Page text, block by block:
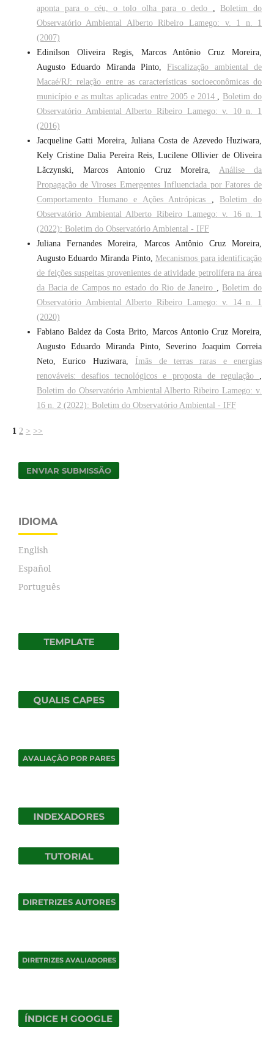
aponta para o céu, o tolo olha para o dedo , Boletim do
Observatório Ambiental Alberto Ribeiro Lamego: v. 1 n. 1
(2007)
Edinilson Oliveira Regis, Marcos Antônio Cruz Moreira,
Augusto Eduardo Miranda Pinto, Fiscalização ambiental de
Macaé/RJ: relação entre as características socioeconômicas do
município e as multas aplicadas entre 2005 e 2014 , Boletim do
Observatório Ambiental Alberto Ribeiro Lamego: v. 10 n. 1
(2016)
Jacqueline Gatti Moreira, Juliana Costa de Azevedo Huziwara,
Kely Cristine Dalia Pereira Reis, Lucilene Ollivier de Oliveira
Lãczynski, Marcos Antonio Cruz Moreira, Análise da
Propagação de Viroses Emergentes Influenciada por Fatores de
Comportamento Humano e Ações Antrópicas , Boletim do
Observatório Ambiental Alberto Ribeiro Lamego: v. 16 n. 1
(2022): Boletim do Observatório Ambiental - IFF
Juliana Fernandes Moreira, Marcos Antônio Cruz Moreira,
Augusto Eduardo Miranda Pinto, Mecanismos para identificação
de feições suspeitas provenientes de atividade petrolífera na área
da Bacia de Campos no estado do Rio de Janeiro , Boletim do
Observatório Ambiental Alberto Ribeiro Lamego: v. 14 n. 1
(2020)
Fabiano Baldez da Costa Brito, Marcos Antonio Cruz Moreira,
Augusto Eduardo Miranda Pinto, Severino Joaquim Correia
Neto, Eurico Huziwara, Ímãs de terras raras e energias
renováveis: desafios tecnológicos e proposta de regulação ,
Boletim do Observatório Ambiental Alberto Ribeiro Lamego: v.
16 n. 2 (2022): Boletim do Observatório Ambiental - IFF
1 2 > >>
ENVIAR SUBMISSÃO
IDIOMA
English
Español
Português